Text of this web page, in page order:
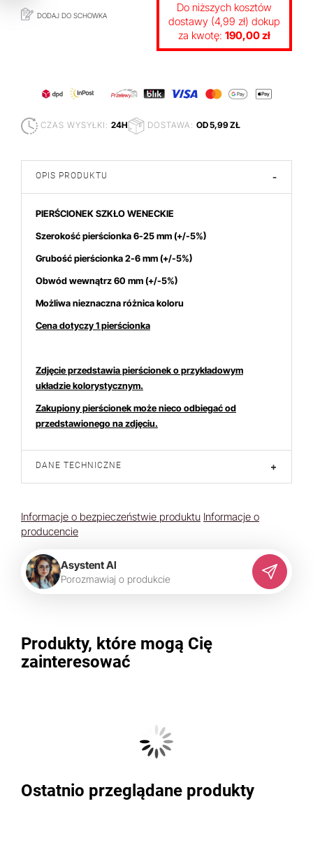
DODAJ DO SCHOWKA
Do niższych kosztów
dostawy (4,99 zł) dokup
za kwotę: 190,00 zł
CZAS WYSYŁKI: 24H DOSTAWA: OD 5,99 ZŁ
OPIS PRODUKTU -
PIERŚCIONEK SZKŁO WENECKIE
Szerokość pierścionka 6-25 mm (+/-5%)
Grubość pierścionka 2-6 mm (+/-5%)
Obwód wewnątrz 60 mm (+/-5%)
Możliwa nieznaczna różnica koloru
Cena dotyczy 1 pierścionka
Zdjęcie przedstawia pierścionek o przykładowym
układzie kolorystycznym.
Zakupiony pierścionek może nieco odbiegać od
przedstawionego na zdjęciu.
DANE TECHNICZNE +
Informacje o bezpieczeństwie produktu Informacje o
producencie
Asystent AI
Porozmawiaj o produkcie
Produkty, które mogą Cię
zainteresować
Ostatnio przeglądane produkty